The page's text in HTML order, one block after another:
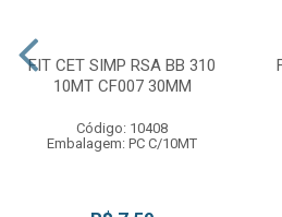
FIT CET SIMP RSA BB 310
10MT CF007 30MM
Código: 10408
Embalagem: PC C/10MT